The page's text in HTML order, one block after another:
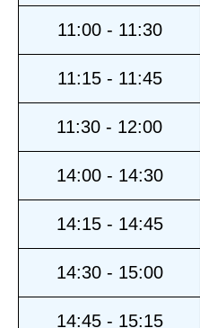
11:00 - 11:30
11:15 - 11:45
11:30 - 12:00
14:00 - 14:30
14:15 - 14:45
14:30 - 15:00
14:45 - 15:15